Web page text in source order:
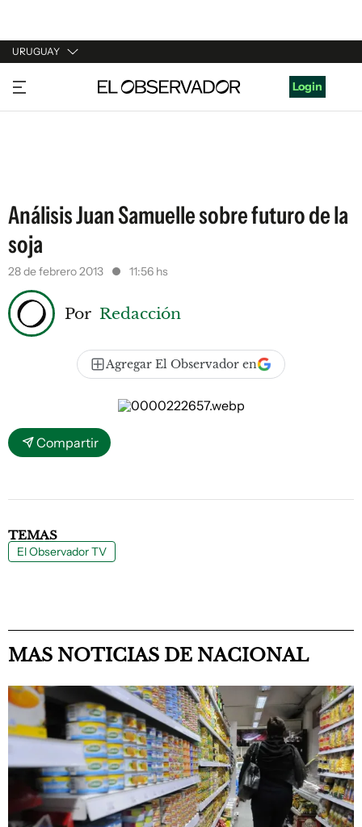
URUGUAY
URUGUAY
ARGENTINA
Login
Análisis Juan Samuelle sobre futuro de la
soja
28 de febrero 2013 11:56 hs
Por Redacción
Agregar El Observador en
Compartir
TEMAS
El Observador TV
MAS NOTICIAS DE NACIONAL